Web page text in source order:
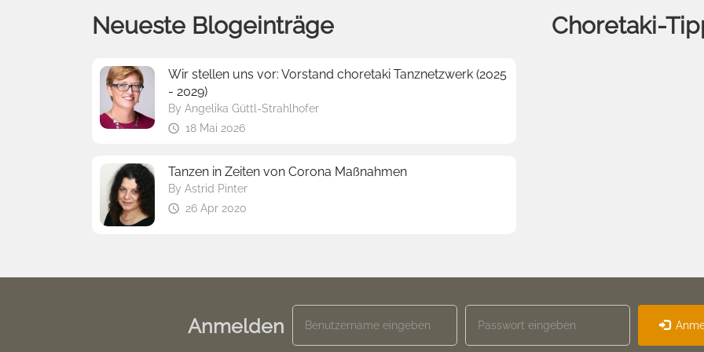
Neueste Blogeinträge
Wir stellen uns vor: Vorstand choretaki Tanznetzwerk (2025
- 2029)
By Angelika Güttl-Strahlhofer
18 Mai 2026
Tanzen in Zeiten von Corona Maßnahmen
By Astrid Pinter
26 Apr 2020
Choretaki-
Anmelden